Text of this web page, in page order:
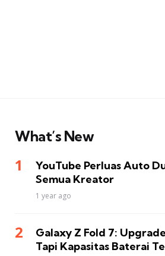
What’s New
YouTube Perluas Auto
Semua Kreator
1 year ago
Galaxy Z Fold 7:
Tapi Kapasitas Baterai